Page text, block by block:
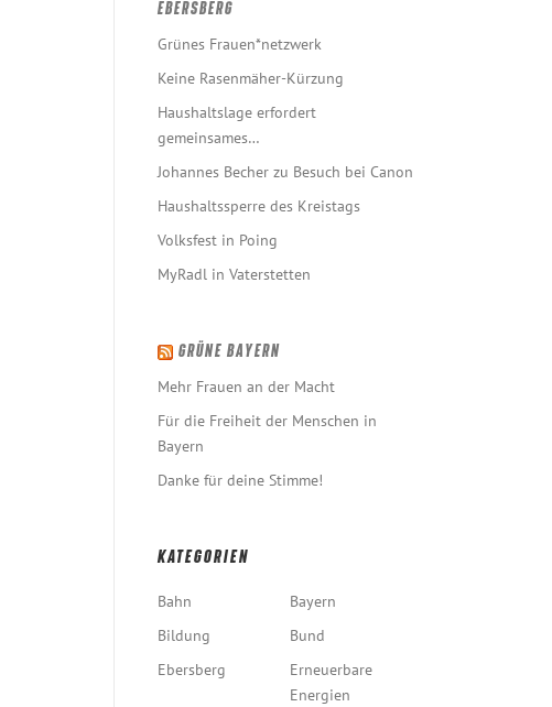
EBERSBERG
Grünes Frauen*netzwerk
Keine Rasenmäher-Kürzung
Haushaltslage erfordert
gemeinsames…
Johannes Becher zu Besuch bei Canon
Haushaltssperre des Kreistags
Volksfest in Poing
MyRadl in Vaterstetten
GRÜNE BAYERN
Mehr Frauen an der Macht
Für die Freiheit der Menschen in
Bayern
Danke für deine Stimme!
KATEGORIEN
Bahn
Bayern
Bildung
Bund
Ebersberg
Erneuerbare
Energien